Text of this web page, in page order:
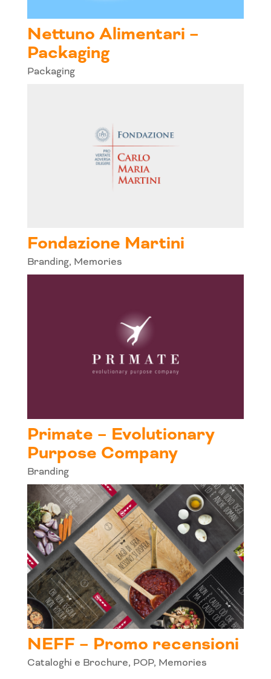
Nettuno Alimentari –
Packaging
Packaging
Fondazione Martini
Branding, Memories
Primate – Evolutionary
Purpose Company
Branding
NEFF – Promo recensioni
Cataloghi e Brochure, POP, Memories